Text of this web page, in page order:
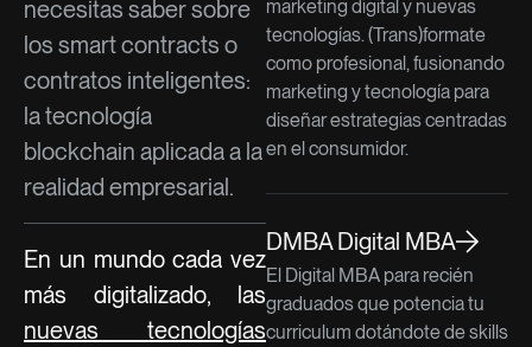
necesitas saber sobre
los smart contracts o
contratos inteligentes:
la tecnología
blockchain aplicada a la
realidad empresarial.
En un mundo cada vez
más digitalizado, las
nuevas tecnologías
marketing digital y nuevas
tecnologías. (Trans)formate
como profesional, fusionando
marketing y tecnología para
diseñar estrategias centradas
en el consumidor.
DMBA Digital MBA
El Digital MBA para recién
graduados que potencia tu
curriculum dotándote de skills